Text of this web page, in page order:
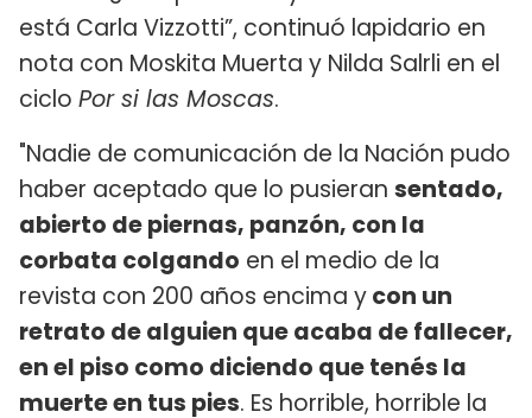
está Carla Vizzotti”, continuó lapidario en
nota con Moskita Muerta y Nilda Salrli en el
ciclo Por si las Moscas.
"Nadie de comunicación de la Nación pudo
haber aceptado que lo pusieran sentado,
abierto de piernas, panzón, con la
corbata colgando en el medio de la
revista con 200 años encima ycon un
retrato de alguien que acaba de fallecer,
en el piso como diciendo que tenés la
muerte en tus pies. Es horrible, horrible la